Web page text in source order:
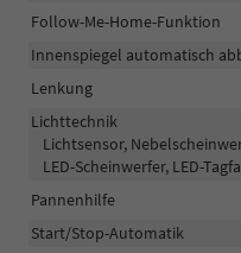
Follow-Me-Home-Funktion
Innenspiegel automatisch
Lenkung
Lichttechnik
Lichtsensor,
LED-Scheinwerfer, LED-
Pannenhilfe
Start/Stop-Automatik